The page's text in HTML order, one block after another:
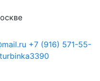
+7 (916) 571-55-
turbinka3390